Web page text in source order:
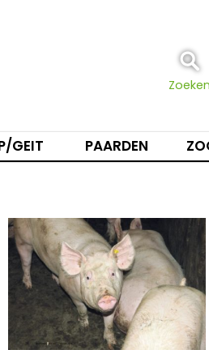
Zoeken
GEIT PAARDEN